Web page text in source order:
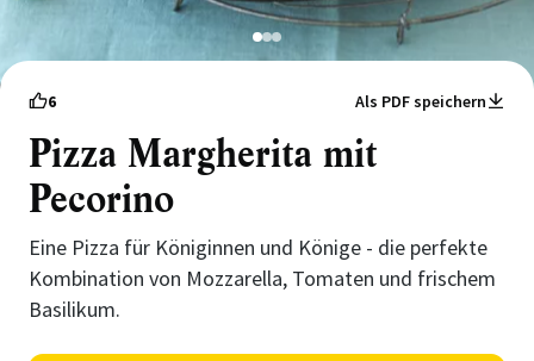
123
6 Als PDF speichern
Pizza Margherita mit
Pecorino
Eine Pizza für Königinnen und Könige - die perfekte
Kombination von Mozzarella, Tomaten und frischem
Basilikum.